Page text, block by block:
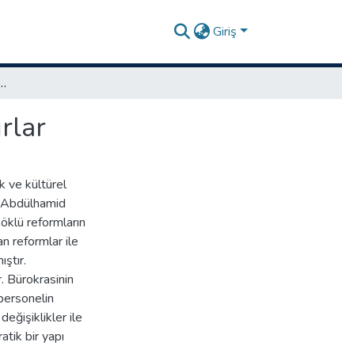
Giriş
doğumlu memurlar
ve kültürel
reformların
reformlar ile
Bürokrasinin
değişiklikler ile
bir yapı